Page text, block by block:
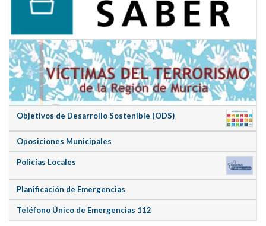
Objetivos de Desarrollo Sostenible (ODS)
Oposiciones Municipales
Policías Locales
Planificación de Emergencias
Teléfono Único de Emergencias 112